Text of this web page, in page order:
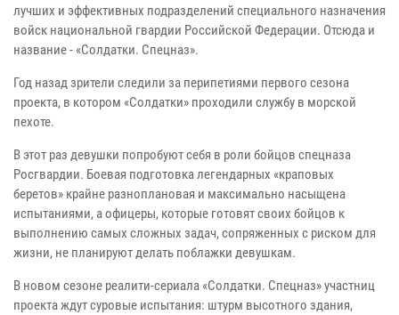
лучших и эффективных подразделений специального назначения
войск национальной гвардии Российской Федерации. Отсюда и
название - «Солдатки. Спецназ».
Год назад зрители следили за перипетиями первого сезона
проекта, в котором «Солдатки» проходили службу в морской
пехоте.
В этот раз девушки попробуют себя в роли бойцов спецназа
Росгвардии. Боевая подготовка легендарных «краповых
беретов» крайне разноплановая и максимально насыщена
испытаниями, а офицеры, которые готовят своих бойцов к
выполнению самых сложных задач, сопряженных с риском для
жизни, не планируют делать поблажки девушкам.
В новом сезоне реалити-сериала «Солдатки. Спецназ» участниц
проекта ждут суровые испытания: штурм высотного здания,